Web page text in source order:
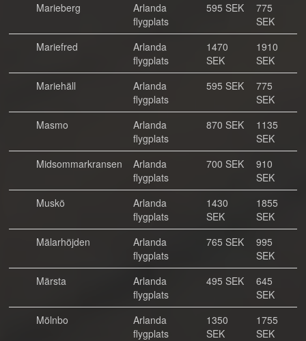
Marieberg
Arlanda
flygplats
595 SEK
775
SEK
Mariefred
Arlanda
flygplats
1470
SEK
1910
SEK
Mariehäll
Arlanda
flygplats
595 SEK
775
SEK
Masmo
Arlanda
flygplats
870 SEK
1135
SEK
Midsommarkransen
Arlanda
flygplats
700 SEK
910
SEK
Muskö
Arlanda
flygplats
1430
SEK
1855
SEK
Mälarhöjden
Arlanda
flygplats
765 SEK
995
SEK
Märsta
Arlanda
flygplats
495 SEK
645
SEK
Mölnbo
Arlanda
flygplats
1350
SEK
1755
SEK